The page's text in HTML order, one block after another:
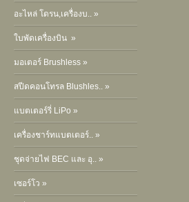
อะไหล่ โดรน,เครื่องบ.. »
ใบพัดเครื่องบิน »
มอเตอร์ Brushless »
สปีดคอนโทรล Blushles.. »
แบตเตอร์รี่ LiPo »
เครื่องชาร์ทแบตเตอร์.. »
ชุดจ่ายไฟ BEC และ อุ.. »
เซอร์โว »